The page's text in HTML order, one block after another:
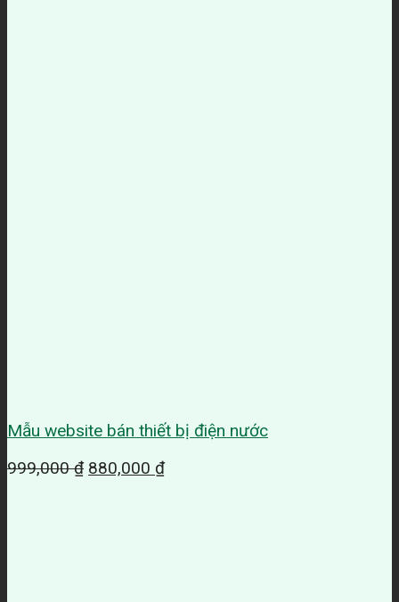
Mẫu website bán thiết bị điện nước
999,000₫ Giá
880,000 ₫Giá